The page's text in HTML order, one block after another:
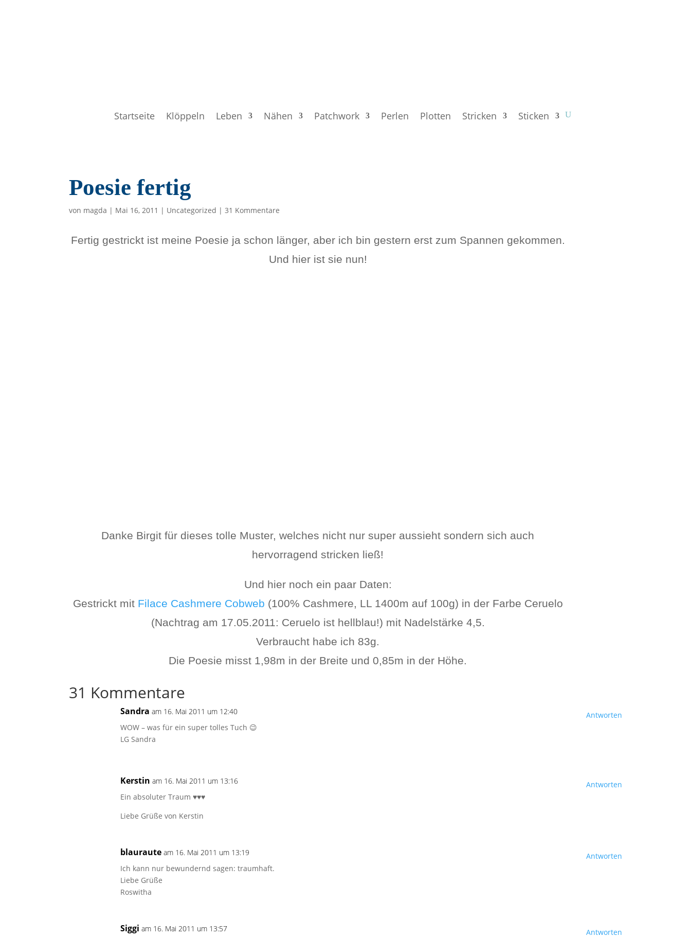
Startseite Klöppeln Leben Nähen Patchwork Perlen Plotten Stricken Sticken
Poesie fertig
von magda | Mai 16, 2011 | Uncategorized |31 Kommentare
Fertig gestrickt ist meine Poesie ja schon länger, aber ich bin gestern erst zum Spannen gekommen.
Und hier ist sie nun!
Danke Birgit für dieses tolle Muster, welches nicht nur super aussieht sondern sich auch
hervorragend stricken ließ!
Und hier noch ein paar Daten:
Gestrickt mit Filace Cashmere Cobweb (100% Cashmere, LL 1400m auf 100g) in der Farbe Ceruelo
(Nachtrag am 17.05.2011: Ceruelo ist hellblau!) mit Nadelstärke 4,5.
Verbraucht habe ich 83g.
Die Poesie misst 1,98m in der Breite und 0,85m in der Höhe.
31 Kommentare
Sandra am 16. Mai 2011 um 12:40
WOW – was für ein super tolles Tuch 😉
LG Sandra
Antworten
Kerstin am 16. Mai 2011 um 13:16
Ein absoluter Traum ♥♥♥
Liebe Grüße von Kerstin
Antworten
blauraute am 16. Mai 2011 um 13:19
Ich kann nur bewundernd sagen: traumhaft.
Liebe Grüße
Roswitha
Antworten
Siggi am 16. Mai 2011 um 13:57
Antworten